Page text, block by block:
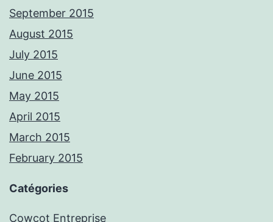
September 2015
August 2015
July 2015
June 2015
May 2015
April 2015
March 2015
February 2015
Catégories
Cowcot Entreprise